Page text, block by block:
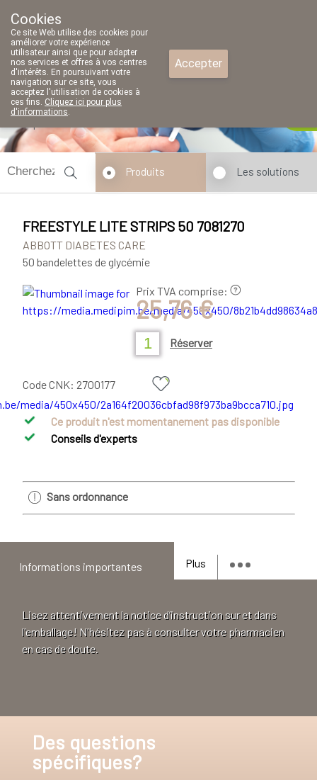
Produits Les solutions
FREESTYLE LITE STRIPS 50 7081270
ABBOTT DIABETES CARE
50 bandelettes de glycémie
Prix TVA comprise:
25,76 €
Réserver
Code CNK: 2700177
Ce produit n'est momentanement pas disponible
Conseils d'experts
Sans ordonnance
Plus
Informations importantes
Lisez attentivement la notice d’instruction sur et dans
l'emballage! N'hésitez pas à consulter votre pharmacien
en cas de doute.
Des questions
spécifiques?
Cookies
Ce site Web utilise des cookies pour
améliorer votre expérience
utilisateur ainsi que pour adapter
nos services et offres à vos centres
d'intérêts. En poursuivant votre
navigation sur ce site, vous
acceptez l'utilisation de cookies à
ces fins. Cliquez ici pour plus
d'informations.
Accepter